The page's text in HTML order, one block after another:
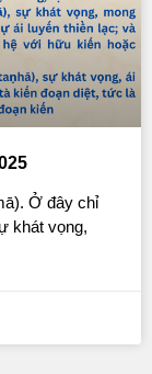
Ở đây chỉ
khát vọng,